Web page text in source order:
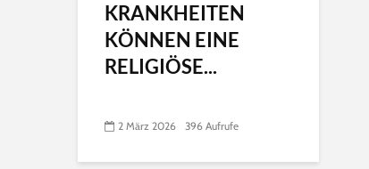
KRANKHEITEN
KÖNNEN EINE
RELIGIÖSE...
2 März 2026 396 Aufrufe